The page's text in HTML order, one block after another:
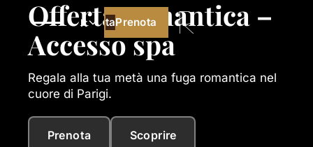
It Prenota
Prenota
Offerta romantica –
Accesso spa
Regala alla tua metà una fuga romantica nel
cuore di Parigi.
Prenota Scoprire